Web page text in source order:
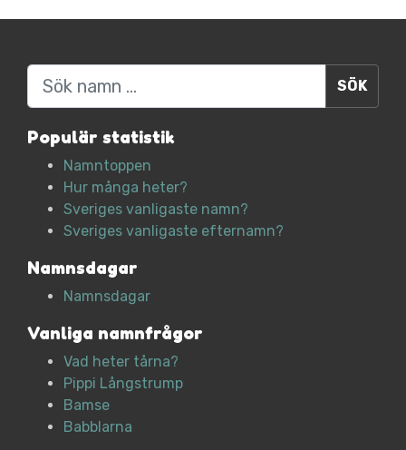
Sök
Populär statistik
Namntoppen
Hur många heter?
Sveriges vanligaste namn?
Sveriges vanligaste efternamn?
Namnsdagar
Namnsdagar
Vanliga namnfrågor
Vad heter tårna?
Pippi Långstrump
Bamse
Babblarna